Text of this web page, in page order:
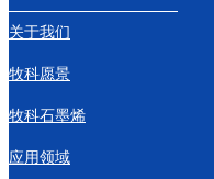
关于我们
牧科愿景
牧科石墨烯
应用领域